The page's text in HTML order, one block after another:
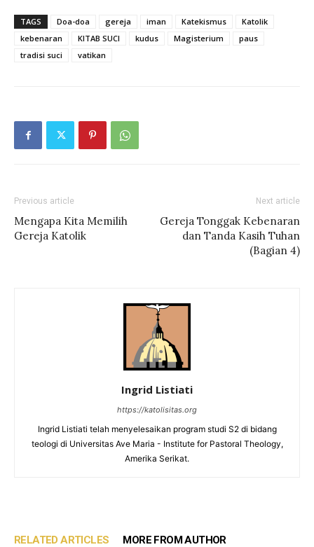
TAGS Doa-doa gereja iman Katekismus
Katolik
kebenaran
KITAB SUCI kudus Magisterium
paus
tradisi suci
vatikan
Previous article
Mengapa Kita Memilih
Gereja Katolik
Next article
Gereja Tonggak Kebenaran
dan Tanda Kasih Tuhan
(Bagian 4)
Ingrid Listiati
https://katolisitas.org
Ingrid Listiati telah menyelesaikan program studi S2 di bidang
teologi di Universitas Ave Maria - Institute for Pastoral Theology,
Amerika Serikat.
RELATED ARTICLES MORE FROM AUTHOR